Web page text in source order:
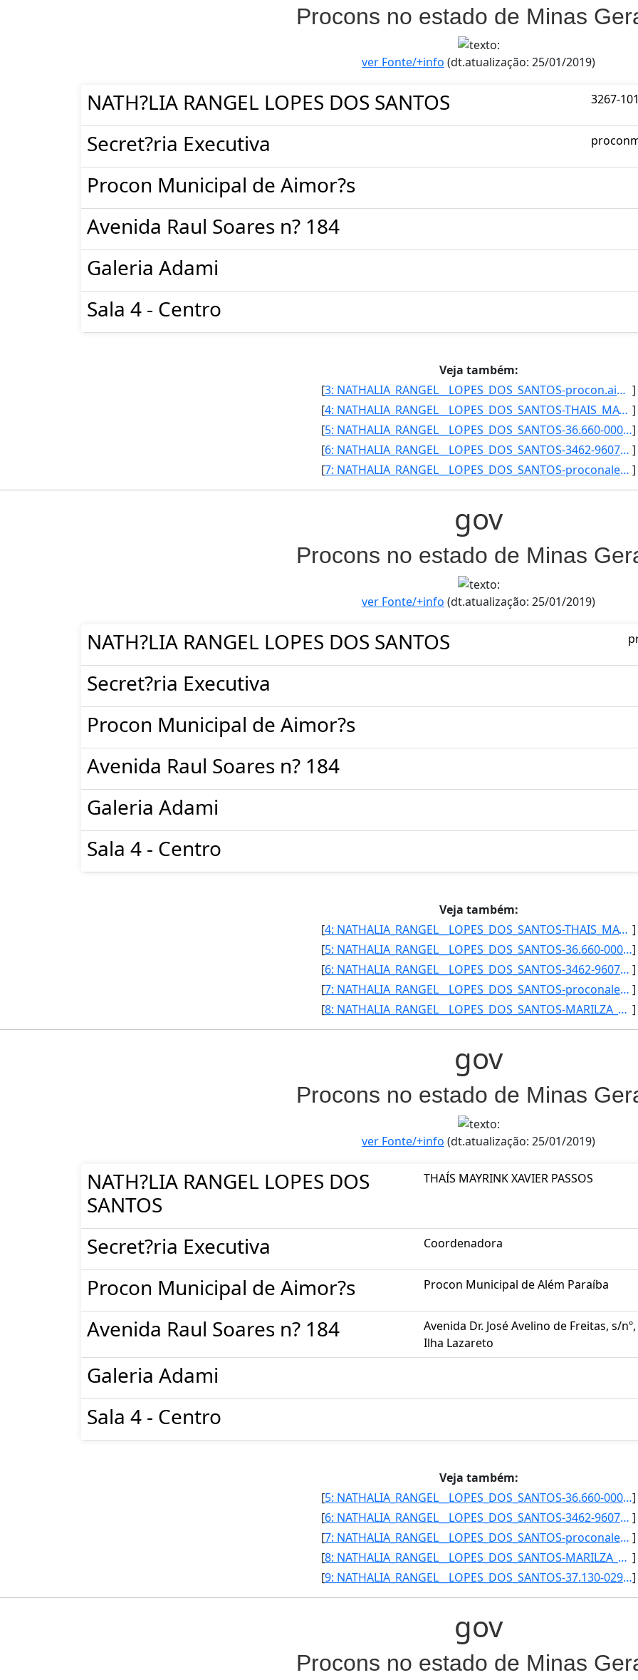
Procons no estado de Minas
ver Fonte/+info (dt.atualização: 25/01/2019)
NATH?LIA RANGEL LOPES DOS SANTOS 3267-
Secret?ria Executiva
Procon Municipal de Aimor?s
Avenida Raul Soares n? 184
Galeria Adami
Sala 4 - Centro
Veja também:
[
3: NATHALIA_RANGEL__LOPES_DOS_SANTOS-procon.aimores@hotmail.com-Secretaria_Executiva--Procon_Municipal_] ]
[
4: NATHALIA_RANGEL__LOPES_DOS_SANTOS-THAIS_MAYRINK_XAVIER_PASSOS-Secretaria_Executiva-Coordenadora-Proc] ]
[
5: NATHALIA_RANGEL__LOPES_DOS_SANTOS-36.660-000_-_Alem_Paraiba/MG-Secretaria_Executiva-32-Procon_Munici]]
[
6: NATHALIA_RANGEL__LOPES_DOS_SANTOS-3462-9607-Secretaria_Executiva-procon@alemparaiba.mg.gov.br}] ]
[
7: NATHALIA_RANGEL__LOPES_DOS_SANTOS-proconalemparaiba@yahoo.com.br-Secretaria_Executiva--Procon_Munici] ]
gov
Procons no estado de Minas
ver Fonte/+info (dt.atualização: 25/01/2019)
NATH?LIA RANGEL LOPES DOS SANTOS
Secret?ria Executiva
Procon Municipal de Aimor?s
Avenida Raul Soares n? 184
Galeria Adami
Sala 4 - Centro
Veja também:
[
4: NATHALIA_RANGEL__LOPES_DOS_SANTOS-THAIS_MAYRINK_XAVIER_PASSOS-Secretaria_Executiva-Coordenadora-Proc] ]
[
5: NATHALIA_RANGEL__LOPES_DOS_SANTOS-36.660-000_-_Alem_Paraiba/MG-Secretaria_Executiva-32-Procon_Munici]]
[
6: NATHALIA_RANGEL__LOPES_DOS_SANTOS-3462-9607-Secretaria_Executiva-procon@alemparaiba.mg.gov.br}] ]
[
7: NATHALIA_RANGEL__LOPES_DOS_SANTOS-proconalemparaiba@yahoo.com.br-Secretaria_Executiva--Procon_Munici] ]
[
8: NATHALIA_RANGEL__LOPES_DOS_SANTOS-MARILZA_DUTRA_ALVES-Secretaria_Executiva-Coordenadora-Procon_Munic] ]
gov
Procons no estado de Minas
ver Fonte/+info (dt.atualização: 25/01/2019)
NATH?LIA RANGEL LOPES DOS
SANTOS
THAÍS MAYRINK XAVIER PASSOS
Secret?ria Executiva Coordenadora
Procon Municipal de Aimor?s Procon Municipal de Além Paraíba
Avenida Raul Soares n? 184
Avenida Dr. José Avelino de Freitas, s/
Ilha Lazareto
Galeria Adami
Sala 4 - Centro
Veja também:
[
5: NATHALIA_RANGEL__LOPES_DOS_SANTOS-36.660-000_-_Alem_Paraiba/MG-Secretaria_Executiva-32-Procon_Munici]]
[
6: NATHALIA_RANGEL__LOPES_DOS_SANTOS-3462-9607-Secretaria_Executiva-procon@alemparaiba.mg.gov.br}] ]
[
7: NATHALIA_RANGEL__LOPES_DOS_SANTOS-proconalemparaiba@yahoo.com.br-Secretaria_Executiva--Procon_Munici] ]
[
8: NATHALIA_RANGEL__LOPES_DOS_SANTOS-MARILZA_DUTRA_ALVES-Secretaria_Executiva-Coordenadora-Procon_Munic] ]
[
9: NATHALIA_RANGEL__LOPES_DOS_SANTOS-37.130-029_-_Alfenas/MG-Secretaria_Executiva-35-Procon_Municipal_d]]
gov
Procons no estado de Minas